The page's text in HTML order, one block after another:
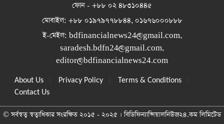
ফোন - +৮৮ ০২ ৪৮৩১০৪৪৫
মোবাইল: +৮৮ ০১৯৭৯৭৭৮৮৪৪, ০১৬৭৬০০০৮৮৮
ই-মেইল: bdfinancialnews24@gmail.com,
saradesh.bdfn24@gmail.com,
editor@bdfinancialnews24.com
About Us Privacy Policy Terms & Conditions
Contact Us
© সর্বস্বত্ব স্বত্বাধিকার সংরক্ষিত ২০১৫ - ২০২৫ । বিডিফিন্যান্সিয়ালনিউজ২৪.কম লিমিটেড